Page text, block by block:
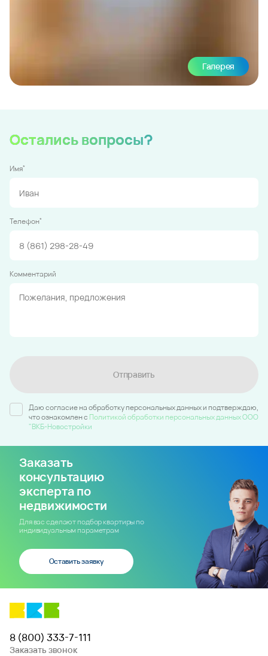
Галерея
Остались вопросы?
Имя*
Телефон*
Комментарий
Отправить
Даю согласие на обработку персональных данных и подтверждаю,
что ознакомлен c Политикой обработки персональных данных ООО
"ВКБ-Новостройки
Заказать
консультацию
эксперта по
недвижимости
Для вас сделают подбор квартиры по
индивидуальным параметрам
Оставить заявку
8 (800) 333-7-111
Заказать звонок